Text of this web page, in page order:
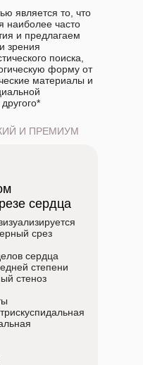
является то, что
наиболее часто
и предлагаем
зрения
поиска,
форму от
материалы и
И ПРЕМИУМ
срез
сердца
степени
стеноз
сердца